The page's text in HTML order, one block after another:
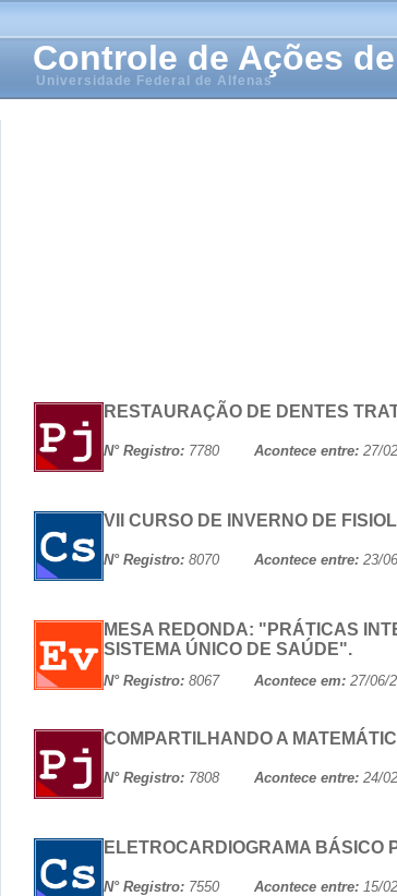
Controle de Ações
Universidade Federal de Alfenas
RESTAURAÇÃO DE DENTES
N° Registro: 7780 Acontece entre: 27/
VII CURSO DE INVERNO DE
N° Registro: 8070 Acontece entre: 23/
MESA REDONDA: "PRÁTICAS
SISTEMA ÚNICO DE SAÚDE".
N° Registro: 8067 Acontece em: 27/
COMPARTILHANDO A
N° Registro: 7808 Acontece entre: 24/
ELETROCARDIOGRAMA BÁSICO
N° Registro: 7550 Acontece entre: 15/